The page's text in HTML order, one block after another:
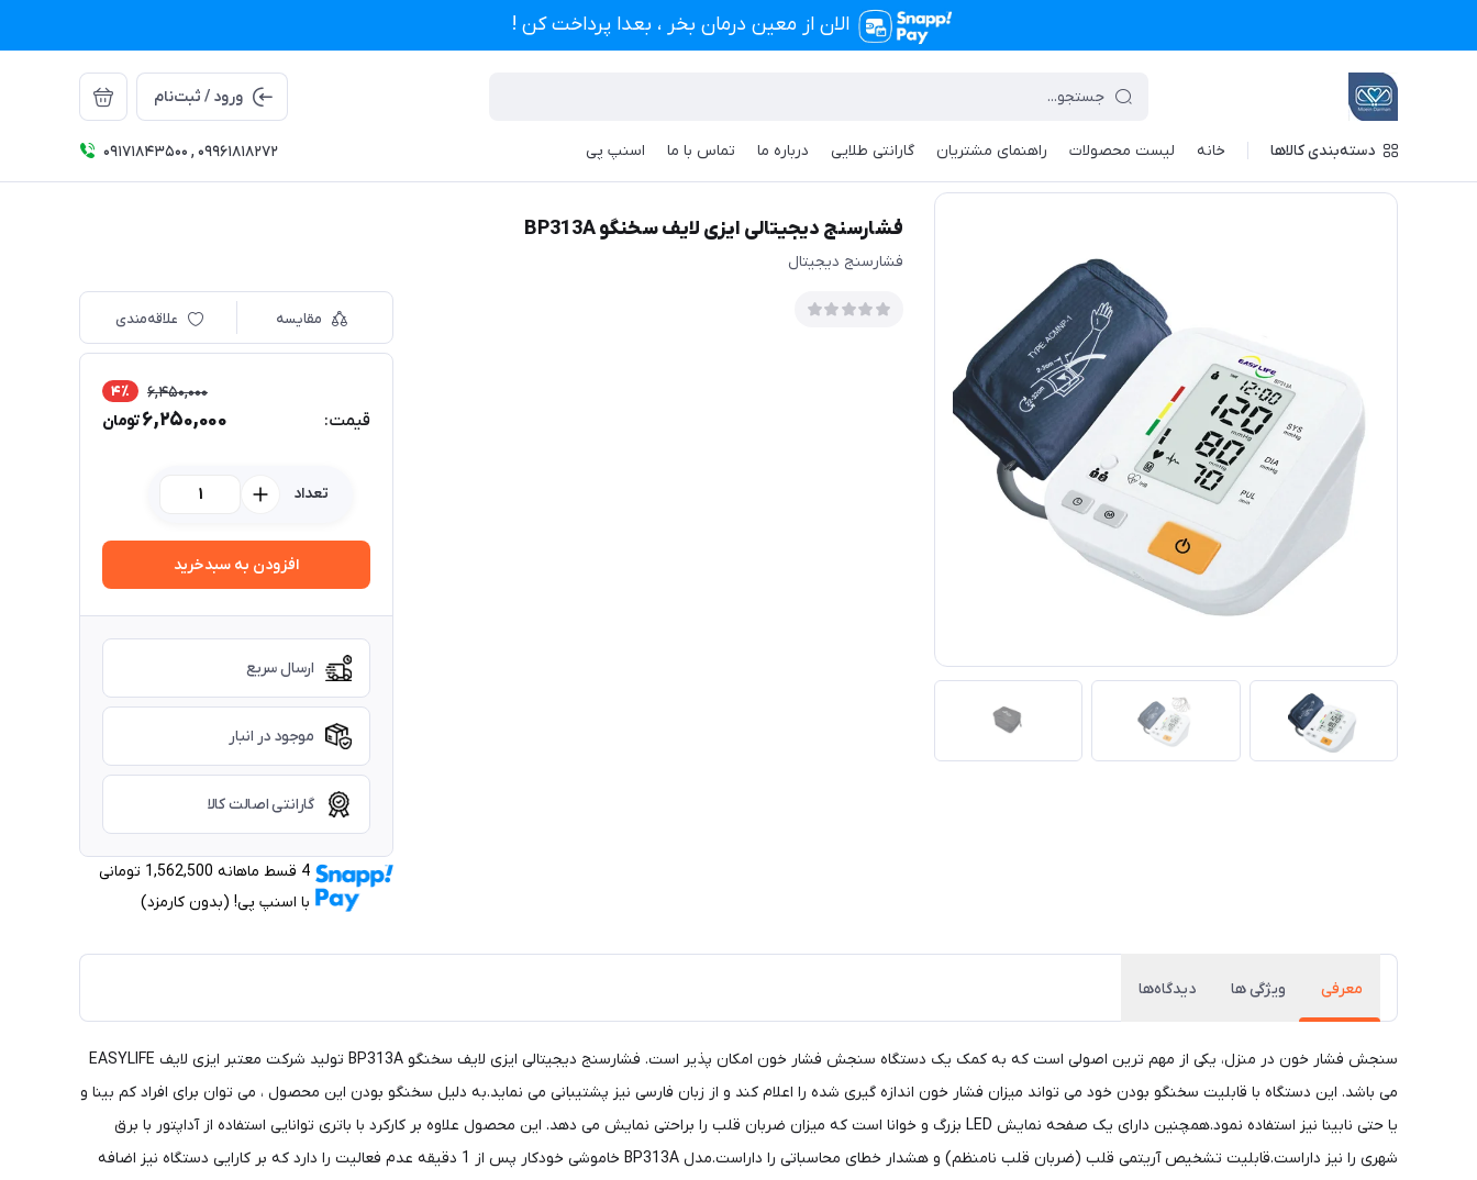
الان از معین درمان بخر ، بعدا پرداخت کن !
ورود / ثبت‌نام
دسته‌بندی کالاها خانه لیست محصولات راهنمای مشتریان گارانتی طلایی درباره ما تماس با ما اسنپ پی 09171843500 , 09961818272 تجهیزات پزشکی معین درمان / فهرست محصولات / فشارسنج دیجیتالی ایزی لایف سخنگو BP313A
فشارسنج دیجیتالی ایزی لایف سخنگو BP313A
فشارسنج دیجیتال
مقایسه علاقه‌مندی
قیمت:
6,450,000 4٪
6,250,000تومان
تعداد
افزودن به سبدخرید
ارسال سریع
موجود در انبار
گارانتی اصالت کالا
4 قسط ماهانه 1,562,500 تومانی
با اسنپ ‌پی! (بدون کارمزد)
معرفی ویژگی ها دیدگاه‌ها
سنجش فشار خون در منزل، یکی از مهم ترین اصولی است که به کمک یک دستگاه سنجش فشار خون امکان پذیر است. فشارسنج دیجیتالی ایزی لایف سخنگو BP313A تولید شرکت معتبر ایزی لایف EASYLIFE
می باشد. این دستگاه با قابلیت سخنگو بودن خود می تواند میزان فشار خون اندازه گیری شده را اعلام کند و از زبان فارسی نیز پشتیبانی می نماید.به دلیل سخنگو بودن این محصول ، می توان برای افراد کم بینا و
یا حتی نابینا نیز استفاده نمود.همچنین دارای یک صفحه نمایش LED بزرگ و خوانا است که میزان ضربان قلب را براحتی نمایش می دهد. این محصول علاوه بر کارکرد با باتری توانایی استفاده از آداپتور با برق
شهری را نیز داراست.قابلیت تشخیص آریتمی قلب (ضربان قلب نامنظم) و هشدار خطای محاسباتی را داراست.مدل BP313A خاموشی خودکار پس از 1 دقیقه عدم فعالیت را دارد که بر کارایی دستگاه نیز اضافه